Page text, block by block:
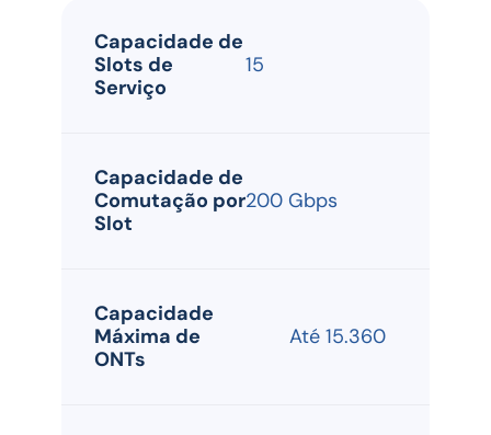
Capacidade de
Slots de
Serviço
15
Capacidade de
Comutação por
Slot
200 Gbps
Capacidade
Máxima de
ONTs
	Até 15.360